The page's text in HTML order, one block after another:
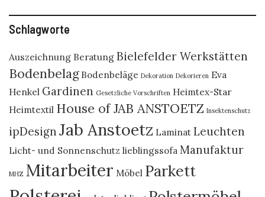
Schlagworte
Auszeichnung Beratung Bielefelder Werkstätten
Bodenbelag Bodenbeläge Dekoration Dekorieren Eva
Henkel Gardinen Gesetzliche Vorschriften Heimtex-Star
Heimtextil House of JAB ANSTOETZ Insektenschutz
ipDesign Jab Anstoetz Laminat Leuchten
Licht- und Sonnenschutz lieblingssofa Manufaktur
MHZ Mitarbeiter Möbel Parkett